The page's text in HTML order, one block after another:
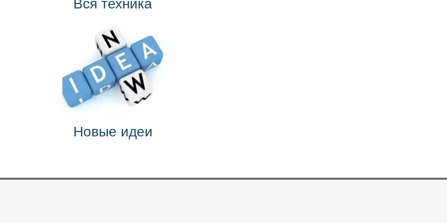
Вся техника
Новые идеи